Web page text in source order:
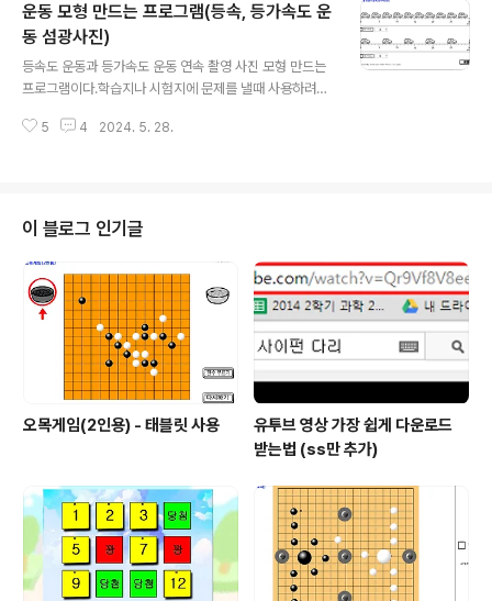
go.kr/motion 사용방법은 크게 3단계로 진행된다. 1. 동
영상 촬영하기 – 좋은 원본영상이 있어야 분석이 가능하다.
2. 운동분석 프로그램에 동영상 불러들여서 분석하기 3.
연속사진 이미지 파일로 저장하기.1. 동영상 촬영 누가 뭐래
본사진을 잘 촬영해야 한다. 본 프로..
운동 모형 만드는 프로그램(등속, 등가속도 운
동 섬광사진)
등속도 운동과 등가속도 운동 연속 촬영 사진 모형 만드는
프로그램이다.학습지나 시험지에 문제를 낼때 사용하려고
하게 만들었다. 교과서에 나오는 그림처럼 1초 단위로 연속
다. 속력변화에 단위를 넣었다가 일부러 뺐다. 수업시간에
학생들에게 직접 보여 주는 경우 1초 단위로 촬영된 사진이
라고 하고 속력을 물어 보기 위해서다. 그래서 단위 없이 그
냥 숫자로만 나온다.등가속도 운동에 체크하면등속운동이
아니라 속력이 점점 빨라지는 운동을 볼 수 있다.일부러 2
개의 모형을..
5 4 2024. 5. 28.
이 블로그 인기글
오목게임(2인용) - 태블릿 사용
유투브 영상 가장 쉽게 다운로드
받는법 (ss만 추가)